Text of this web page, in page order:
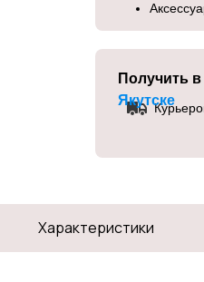
Получить в
Якутске
Характеристики